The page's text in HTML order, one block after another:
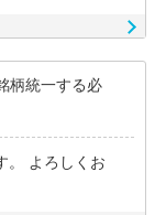
柄統一する必
。 よろしくお